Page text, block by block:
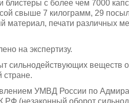
блистеры с более чем 7000
свыше 7 килограмм, 29
материал, печати различных
на экспертизу.
сильнодействующих веществ
стране.
УМВД России по